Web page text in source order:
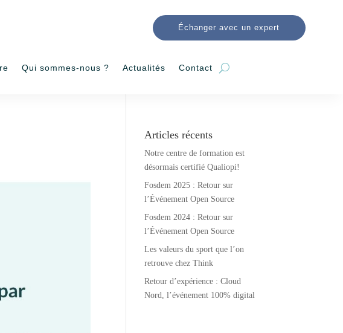
Échanger avec un expert
Qui sommes-nous ? Actualités Contact
Articles récents
Notre centre de formation est
désormais certifié Qualiopi!
Fosdem 2025 : Retour sur
l’Événement Open Source
Fosdem 2024 : Retour sur
l’Événement Open Source
Les valeurs du sport que l’on
retrouve chez Think
Retour d’expérience : Cloud
Nord, l’événement 100% digital